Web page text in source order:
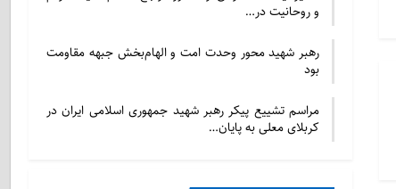
و روحانیت در…
رهبر شهید محور وحدت امت و الهام‌بخش جبهه مقاومت
بود
مراسم تشییع پیکر رهبر شهید جمهوری اسلامی ایران در
کربلای معلی به پایان…